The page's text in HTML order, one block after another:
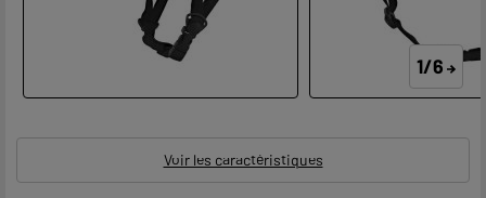
1/6
Voir les caractéristiques